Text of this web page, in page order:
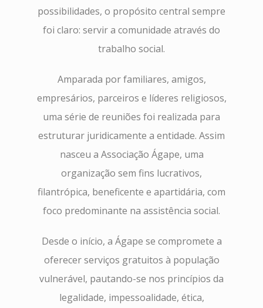
possibilidades, o propósito central sempre
foi claro: servir a comunidade através do
trabalho social.
Amparada por familiares, amigos,
empresários, parceiros e líderes religiosos,
uma série de reuniões foi realizada para
estruturar juridicamente a entidade. Assim
nasceu a Associação Ágape, uma
organização sem fins lucrativos,
filantrópica, beneficente e apartidária, com
foco predominante na assistência social.
Desde o início, a Ágape se compromete a
oferecer serviços gratuitos à população
vulnerável, pautando-se nos princípios da
legalidade, impessoalidade, ética,